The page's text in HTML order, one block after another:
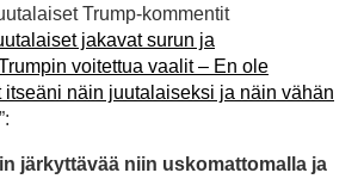
Trump-kommentit
jakavat surun ja
voitettua vaalit – En ole
itseäni näin juutalaiseksi ja näin vähän
”:
järkyttävää niin uskomattomalla ja